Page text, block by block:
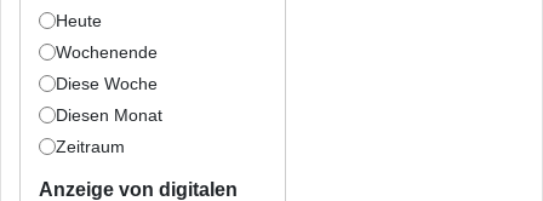
Heute
Wochenende
Diese Woche
Diesen Monat
Zeitraum
Anzeige von digitalen